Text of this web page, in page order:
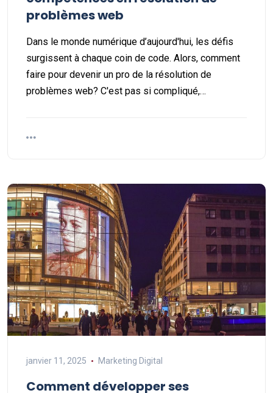
problèmes web
Dans le monde numérique d’aujourd'hui, les défis
surgissent à chaque coin de code. Alors, comment
faire pour devenir un pro de la résolution de
problèmes web? C'est pas si compliqué,…
janvier 11, 2025 Marketing Digital
Comment développer ses